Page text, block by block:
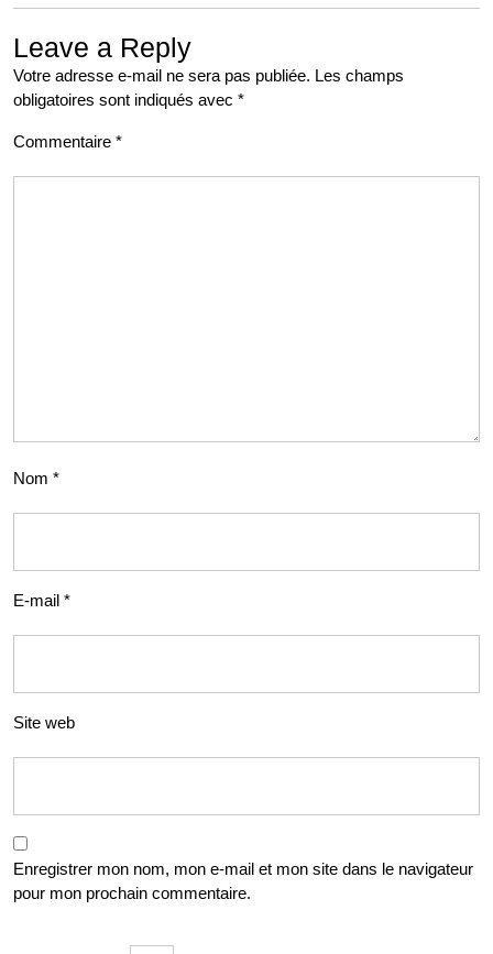
Leave a Reply
Votre adresse e-mail ne sera pas publiée. Les champs
obligatoires sont indiqués avec *
Commentaire *
Nom *
E-mail *
Site web
Enregistrer mon nom, mon e-mail et mon site dans le navigateur
pour mon prochain commentaire.